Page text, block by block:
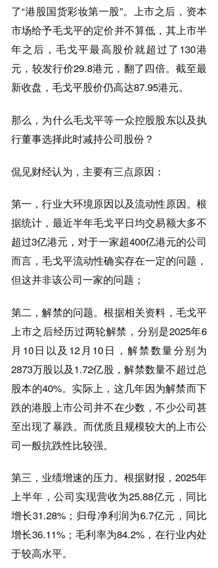
了“港股国货彩妆第一股”。上市之后，资本
市场给予毛戈平的定价并不算低，其上市半
年之后，毛戈平最高股价就超过了130港
元，较发行价29.8港元，翻了四倍。截至最
新收盘，毛戈平股价仍高达87.95港元。
那么，为什么毛戈平等一众控股股东以及执
行董事选择此时减持公司股份？
侃见财经认为，主要有三点原因：
第一，行业大环境原因以及流动性原因。根
据统计，最近半年毛戈平日均交易额大多不
超过3亿港元，对于一家超400亿港元的公司
而言，毛戈平流动性确实存在一定的问题，
但这并非该公司一家的问题；
第二，解禁的问题。根据相关资料，毛戈平
上市之后经历过两轮解禁，分别是2025年6
月10日以及12月10日，解禁数量分别为
2873万股以及1.72亿股，解禁数量不超过总
股本的40%。实际上，这几年因为解禁而下
跌的港股上市公司并不在少数，不少公司甚
至出现了暴跌。而优质且规模较大的上市公
司一般抗跌性比较强。
第三，业绩增速的压力。根据财报，2025年
上半年，公司实现营收为25.88亿元，同比
增长31.28%；归母净利润为6.7亿元，同比
增长36.11%；毛利率为84.2%，在行业内处
于较高水平。